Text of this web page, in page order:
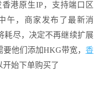
港原生IP，支持端口区
午，商家发布了最新消
耗尽，决定不再继续扩展
他们添加HKG带宽， 香
开始下单购买了